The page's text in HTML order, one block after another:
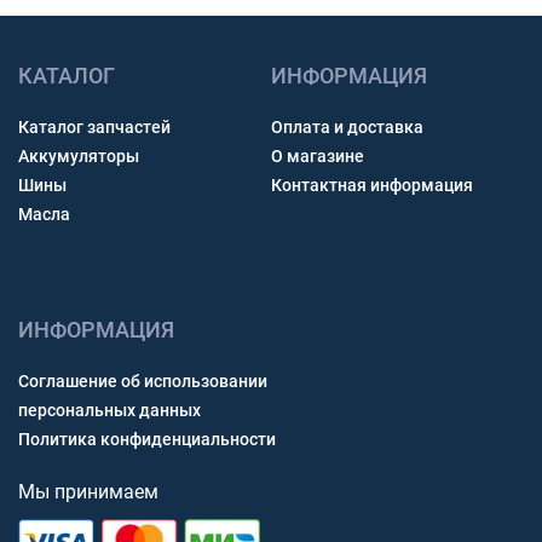
КАТАЛОГ
Каталог запчастей
Аккумуляторы
Шины
Масла
ИНФОРМАЦИЯ
Оплата и доставка
О магазине
Контактная информация
ИНФОРМАЦИЯ
Соглашение об использовании
персональных данных
Политика конфиденциальности
Мы принимаем